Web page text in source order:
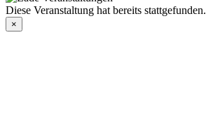
Diese Veranstaltung hat bereits stattgefunden.
×